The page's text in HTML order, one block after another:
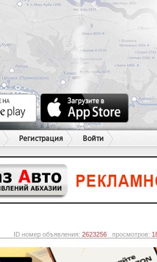
Регистрация Войти
ID номер объявления: 2623256 просмотров: